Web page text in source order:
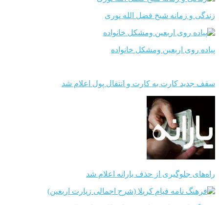
زندگی و زمانه شیخ فضل الله نوری
پیاده روی اربعین ومشکل خانواده
سقف جدید کارت به کارت و انتقال پول اعلام شد
راه‌های جلوگیری از حذف یارانه اعلام شد